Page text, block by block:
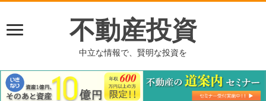
不動産投資
中立な情報で、賢明な投資を